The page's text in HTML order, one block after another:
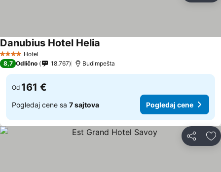
4 ZvezdiceHotel
Danubius Hotel Helia
8,7 Odlično 18.767 Budimpešta
Od 161 €
Pogledaj cene sa 7 sajtova Pogledaj cene
Deli